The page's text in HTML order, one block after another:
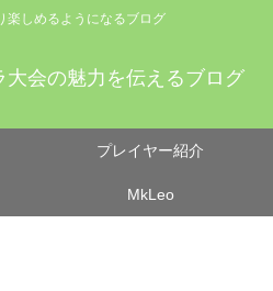
楽しめるようになるブログ
会の魅力を伝えるブログ
プレイヤー紹介
MkLeo